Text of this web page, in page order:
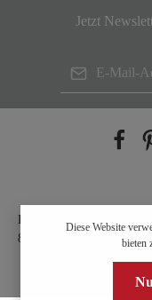
Jetzt
Kontaktiere uns: Mo - Fr
89498-22
Cookies
Diese Website
bieten